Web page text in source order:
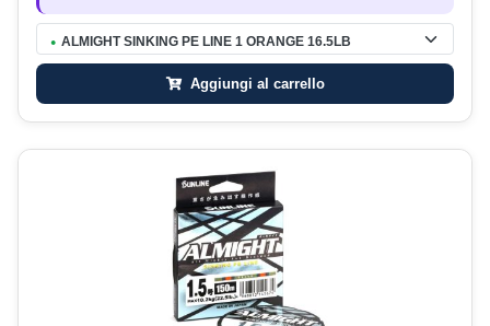
● ALMIGHT SINKING PE LINE 1 ORANGE 16.5LB
Aggiungi al carrello